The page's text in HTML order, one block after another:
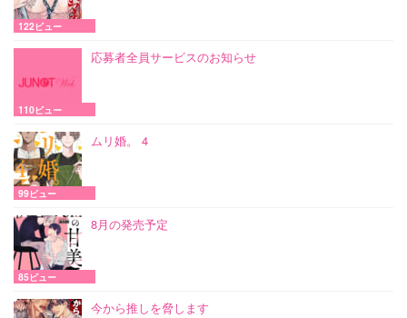
122ビュー
応募者全員サービスのお知らせ
110ビュー
ムリ婚。 4
99ビュー
8月の発売予定
85ビュー
今から推しを脅します